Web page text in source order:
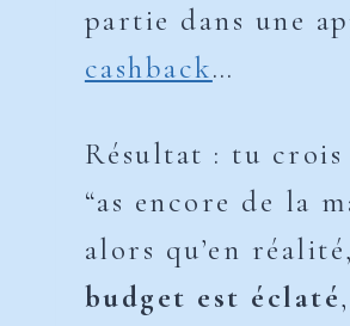
partie dans une
cashback…
Résultat : tu crois
“as encore de la
alors qu’en
budget est éclaté,